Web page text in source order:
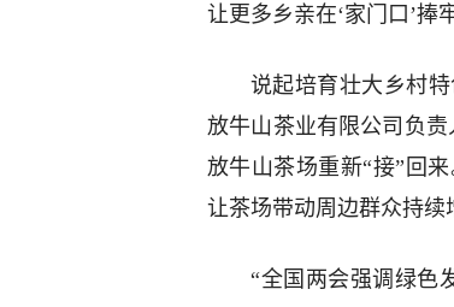
让更多乡亲在‘家门口’捧
说起培育壮大乡村
放牛山茶业有限公司负
放牛山茶场重新“接”回
让茶场带动周边群众持续
“全国两会强调绿色